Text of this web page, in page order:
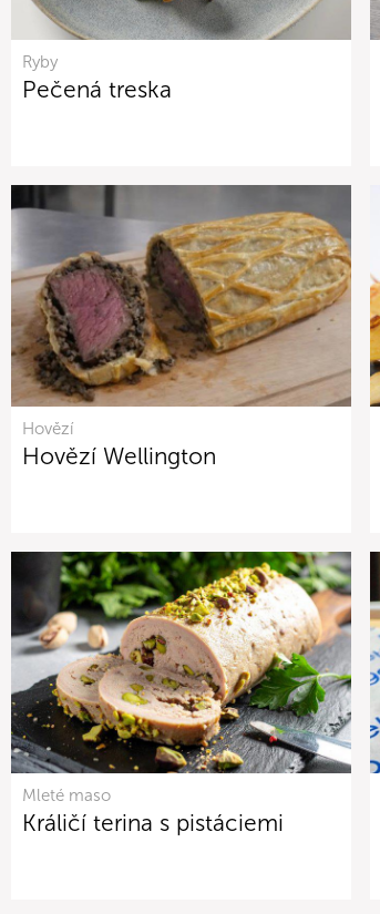
Ryby
Pečená treska
Hovězí
Hovězí Wellington
Mleté maso
Králičí terina s pistáciemi